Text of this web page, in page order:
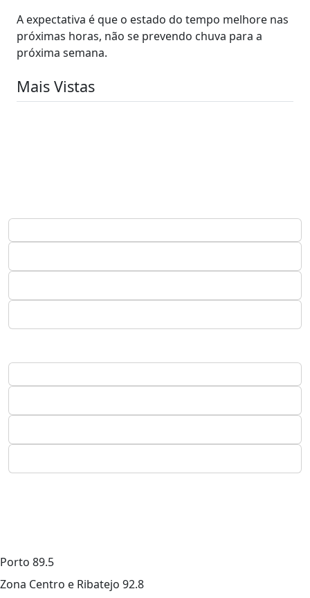
A expectativa é que o estado do tempo melhore nas
próximas horas, não se prevendo chuva para a
próxima semana.
Mais Vistas
Porto 89.5
Zona Centro e Ribatejo 92.8